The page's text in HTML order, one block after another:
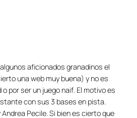
aficionados granadinos el
una web muy buena) y no es
por ser un juego naif. El motivo es
con sus 3 bases en pista.
Pecile. Si bien es cierto que